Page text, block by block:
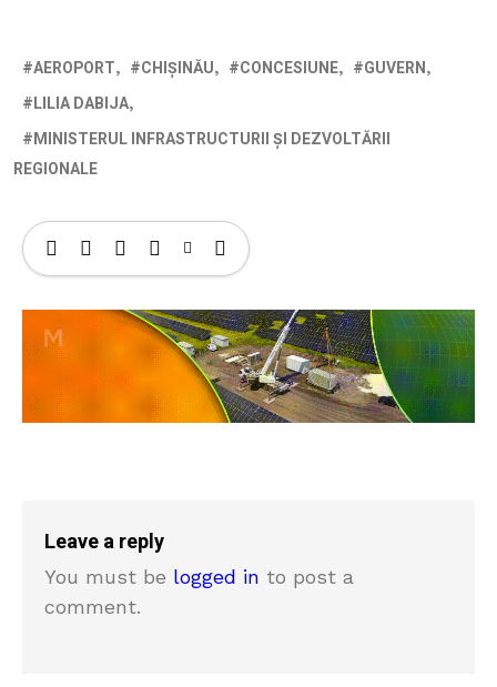
AEROPORT CHIȘINĂU CONCESIUNE
GUVERN
LILIA DABIJA
MINISTERUL INFRASTRUCTURII ȘI DEZVOLTĂRII
REGIONALE
Leave a reply
You must be logged in to post a
comment.